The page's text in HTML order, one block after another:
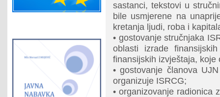
sastanci, tekstovi u
bile usmjerene na
kretanja ljudi, roba i
• gostovanje stručnjaka
oblasti izrade
finansijskih izvještaja, koje
• gostovanje članova
organizuje ISRCG;
• organizovanje radionica